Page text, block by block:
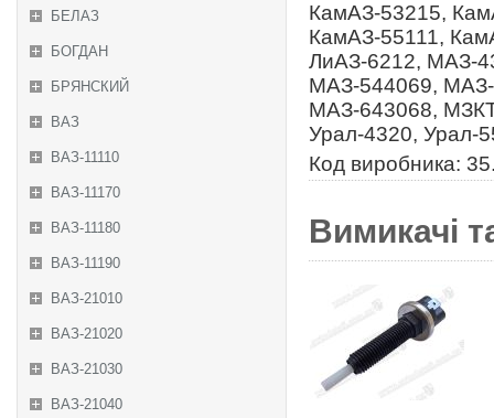
БЕЛАЗ
БОГДАН
БРЯНСКИЙ
ВАЗ
ВАЗ-11110
ВАЗ-11170
ВАЗ-11180
ВАЗ-11190
ВАЗ-21010
ВАЗ-21020
ВАЗ-21030
ВАЗ-21040
КамАЗ-53215,
КамАЗ-55111,
ЛиАЗ-6212, МАЗ-
МАЗ-544069,
МАЗ-643068,
Урал-4320, Урал-
Код виробника:
Вимикачі